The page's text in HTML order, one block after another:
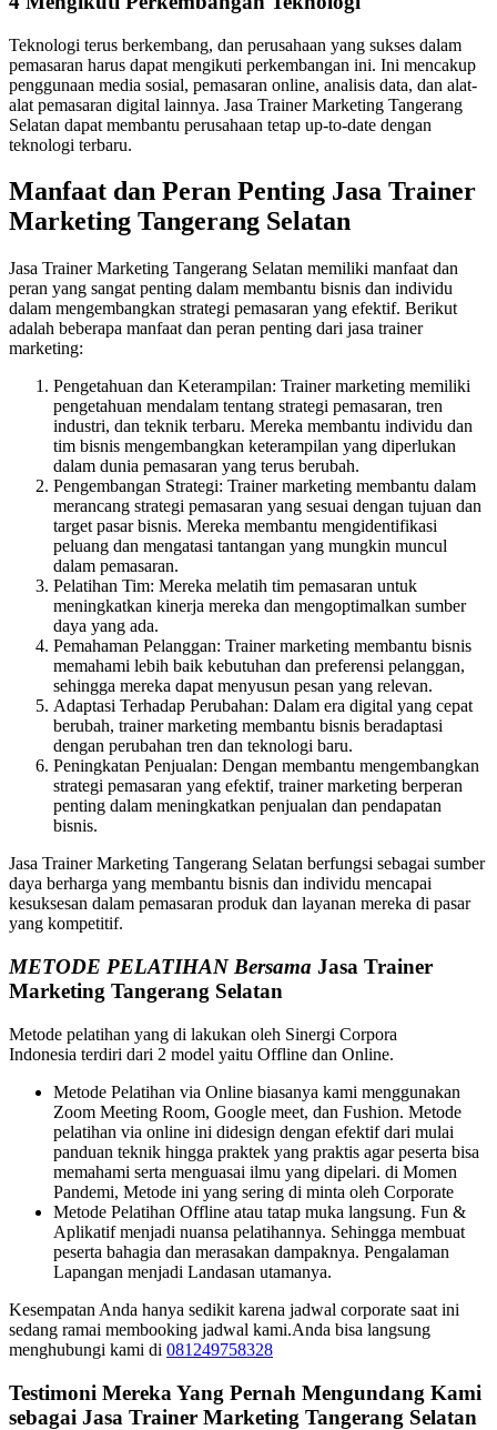
Teknologi terus berkembang, dan perusahaan yang sukses dalam
pemasaran harus dapat mengikuti perkembangan ini. Ini mencakup
penggunaan media sosial, pemasaran online, analisis data, dan alat-
alat pemasaran digital lainnya. Jasa Trainer Marketing Tangerang
Selatan dapat membantu perusahaan tetap up-to-date dengan
teknologi terbaru.
Manfaat dan Peran Penting Jasa Trainer
Marketing Tangerang Selatan
Jasa Trainer Marketing Tangerang Selatan memiliki manfaat dan
peran yang sangat penting dalam membantu bisnis dan individu
dalam mengembangkan strategi pemasaran yang efektif. Berikut
adalah beberapa manfaat dan peran penting dari jasa trainer
marketing:
Pengetahuan dan Keterampilan: Trainer marketing memiliki
pengetahuan mendalam tentang strategi pemasaran, tren
industri, dan teknik terbaru. Mereka membantu individu dan
tim bisnis mengembangkan keterampilan yang diperlukan
dalam dunia pemasaran yang terus berubah.
Pengembangan Strategi: Trainer marketing membantu dalam
merancang strategi pemasaran yang sesuai dengan tujuan dan
target pasar bisnis. Mereka membantu mengidentifikasi
peluang dan mengatasi tantangan yang mungkin muncul
dalam pemasaran.
Pelatihan Tim: Mereka melatih tim pemasaran untuk
meningkatkan kinerja mereka dan mengoptimalkan sumber
daya yang ada.
Pemahaman Pelanggan: Trainer marketing membantu bisnis
memahami lebih baik kebutuhan dan preferensi pelanggan,
sehingga mereka dapat menyusun pesan yang relevan.
Adaptasi Terhadap Perubahan: Dalam era digital yang cepat
berubah, trainer marketing membantu bisnis beradaptasi
dengan perubahan tren dan teknologi baru.
Peningkatan Penjualan: Dengan membantu mengembangkan
strategi pemasaran yang efektif, trainer marketing berperan
penting dalam meningkatkan penjualan dan pendapatan
bisnis.
Jasa Trainer Marketing Tangerang Selatan berfungsi sebagai sumber
daya berharga yang membantu bisnis dan individu mencapai
kesuksesan dalam pemasaran produk dan layanan mereka di pasar
yang kompetitif.
METODE PELATIHAN Bersama Jasa Trainer
Marketing Tangerang Selatan
Metode pelatihan yang di lakukan oleh Sinergi Corpora
Indonesia terdiri dari 2 model yaitu Offline dan Online.
Metode Pelatihan via Online biasanya kami menggunakan
Zoom Meeting Room, Google meet, dan Fushion. Metode
pelatihan via online ini didesign dengan efektif dari mulai
panduan teknik hingga praktek yang praktis agar peserta bisa
memahami serta menguasai ilmu yang dipelari. di Momen
Pandemi, Metode ini yang sering di minta oleh Corporate
Metode Pelatihan Offline atau tatap muka langsung. Fun &
Aplikatif menjadi nuansa pelatihannya. Sehingga membuat
peserta bahagia dan merasakan dampaknya. Pengalaman
Lapangan menjadi Landasan utamanya.
Kesempatan Anda hanya sedikit karena jadwal corporate saat ini
sedang ramai membooking jadwal kami.Anda bisa langsung
menghubungi kami di 081249758328
Testimoni Mereka Yang Pernah Mengundang Kami
sebagai Jasa Trainer Marketing Tangerang Selatan